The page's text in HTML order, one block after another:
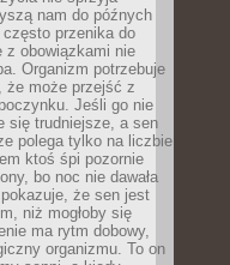
nam do późnych
przenika do
z obowiązkami nie
Organizm potrzebuje
że może przejść z
Jeśli go nie
się trudniejsze, a sen
polega tylko na liczbie
ktoś śpi pozornie
bo noc nie dawała
że sen jest
niż mogłoby się
ma rytm dobowy,
organizmu. To on